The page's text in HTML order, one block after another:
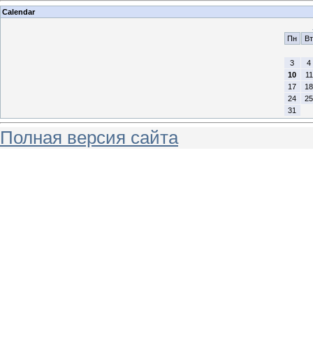
Calendar
Пн
Вт
3
4
10
11
17
18
24
25
31
Полная версия сайта